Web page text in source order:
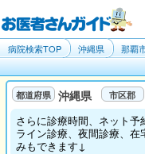
病院検索TOP 沖縄県 那覇
沖縄県
さらに診療時間、ネット
ライン診療、夜間診療、
みもできます↓